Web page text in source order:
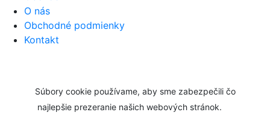
O nás
Obchodné podmienky
Kontakt
Súbory cookie používame, aby sme zabezpečili čo
najlepšie prezeranie našich webových stránok.